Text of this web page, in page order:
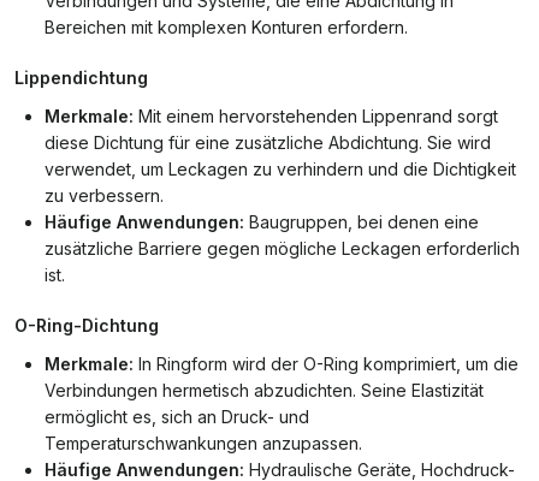
Bereichen mit komplexen Konturen erfordern.
Lippendichtung
Merkmale: Mit einem hervorstehenden Lippenrand sorgt
diese Dichtung für eine zusätzliche Abdichtung. Sie wird
verwendet, um Leckagen zu verhindern und die Dichtigkeit
zu verbessern.
Häufige Anwendungen: Baugruppen, bei denen eine
zusätzliche Barriere gegen mögliche Leckagen erforderlich
ist.
O-Ring-Dichtung
Merkmale: In Ringform wird der O-Ring komprimiert, um die
Verbindungen hermetisch abzudichten. Seine Elastizität
ermöglicht es, sich an Druck- und
Temperaturschwankungen anzupassen.
Häufige Anwendungen: Hydraulische Geräte, Hochdruck-